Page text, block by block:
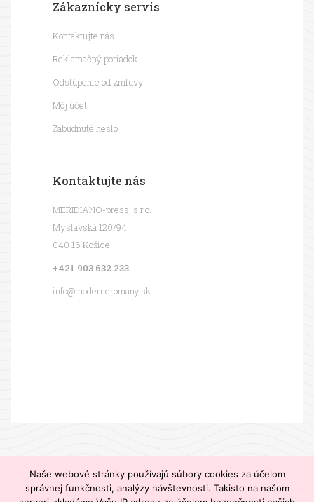
Zákaznícky servis
Kontaktujte nás
Reklamačný poriadok
Odstúpenie od zmluvy
Môj účet
Zabudnuté heslo
Kontaktujte nás
MERIDIANO-press, s.r.o.
Myslavská 120/94
040 16 Košice
+421 903 632 233
info@moderneromany.sk
Naše webové stránky používajú súbory cookies za účelom
správnej funkčnosti, analýzy návštevnosti. Takisto na našom